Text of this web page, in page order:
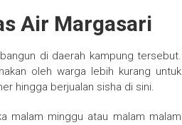
Air Margasari
di daerah kampung tersebut.
oleh warga lebih kurang untuk
hingga berjualan sisha di sini.
malam minggu atau malam malam